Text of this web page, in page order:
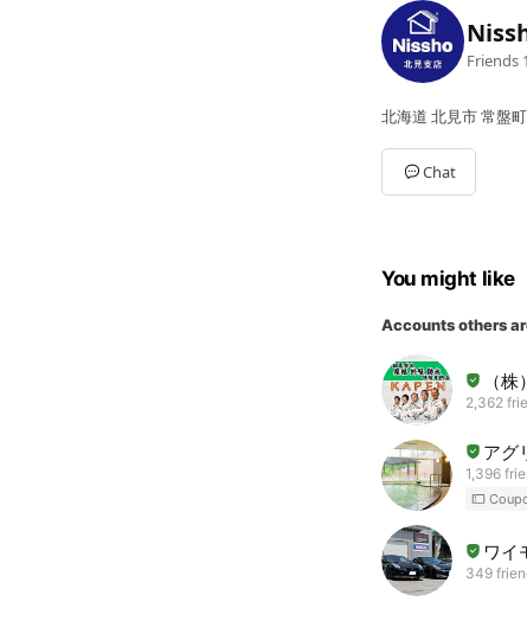
Friends
北海道 北見市 常盤
Chat
You might like
Accounts others
（
2,362
アグ
1,396
ワイ
349